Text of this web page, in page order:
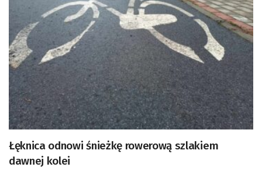
Łęknica odnowi śnieżkę rowerową szlakiem
dawnej kolei